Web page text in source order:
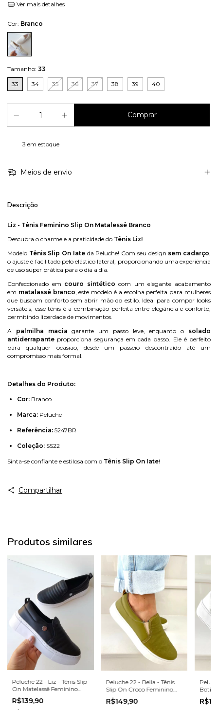
Ver mais detalhes
Cor: Branco
Tamanho: 33
33 34 35 36 37 38 39 40
3 em estoque
Meios de envio
Descrição
Liz - Tênis Feminino Slip On Matalessê Branco
Descubra o charme e a praticidade do Tênis Liz!
Modelo Tênis Slip On Iateda Peluche! Com seu design sem cadarço
o ajuste é facilitado pelo elástico lateral, proporcionando uma experiência
de uso super prática para o dia a dia.
Confeccionado em couro sintético com um elegante acabamento
em matalassê branco , este modelo é a escolha perfeita para mulheres
que buscam conforto sem abrir mão do estilo. Ideal para compor looks
versáteis, esse tênis é a combinação perfeita entre elegância e conforto,
permitindo liberdade de movimentos.
A palmilha macia garante um passo leve, enquanto o solado
antiderrapante proporciona segurança em cada passo. Ele é perfeito
para qualquer ocasião, desde um passeio descontraído até um
compromisso mais formal.
Detalhes do Produto:
Cor: Branco
Marca: Peluche
Referência: 5247BR
Coleção: SS22
Sinta-se confiante e estilosa com o Tênis Slip On Iate!
Compartilhar
Produtos similares
Peluche 22 - Liz - Tênis Slip
On Matelassê Feminino
Preto - 5247PT
R$139,90
Peluche 22 - Bella - Tênis
Slip On Croco Feminino
Verde Oliva - 505245VD
R$149,90